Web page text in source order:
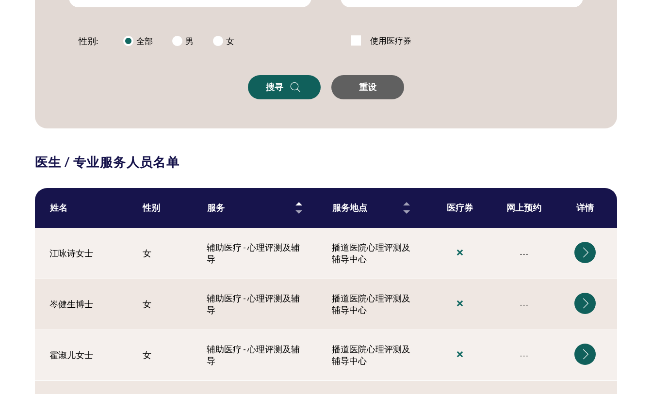
性别: 全部 男 女 使用医疗券
搜寻 重设
医生 / 专业服务人员名单
姓名 性别 服务 服务地点 医疗券 网上预约 详情
江咏诗女士 女
辅助医疗 - 心理评测及辅
导
播道医院心理评测及
辅导中心
---
岑健生博士 女
辅助医疗 - 心理评测及辅
导
播道医院心理评测及
辅导中心
---
霍淑儿女士 女
辅助医疗 - 心理评测及辅
导
播道医院心理评测及
辅导中心
---